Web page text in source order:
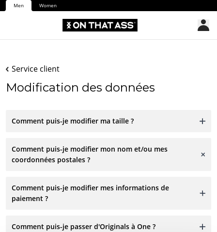
Men Women
Service client
Modification des données
Comment puis-je modifier ma taille ?
Comment puis-je modifier mon nom et/ou mes
coordonnées postales ?
Comment puis-je modifier mes informations de
paiement ?
Comment puis-je passer d'Originals à One ?